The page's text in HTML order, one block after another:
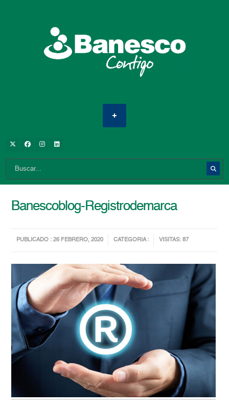
Banescoblog-Registrodemarca
PUBLICADO : 26 FEBRERO, 2020 CATEGORIA : VISITAS: 87